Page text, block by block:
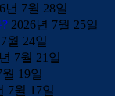
년 7월 28일
2026년 7월 25일
월 24일
7월 21일
19일
7월 17일